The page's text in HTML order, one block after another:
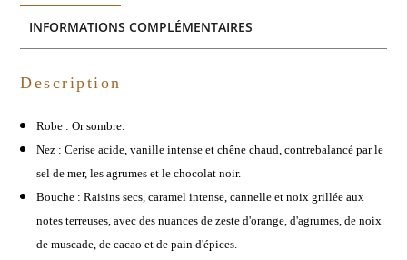
INFORMATIONS COMPLÉMENTAIRES
Description
Robe : Or sombre.
Nez : Cerise acide, vanille intense et chêne chaud, contrebalancé par le
sel de mer, les agrumes et le chocolat noir.
Bouche : Raisins secs, caramel intense, cannelle et noix grillée aux
notes terreuses, avec des nuances de zeste d'orange, d'agrumes, de noix
de muscade, de cacao et de pain d'épices.